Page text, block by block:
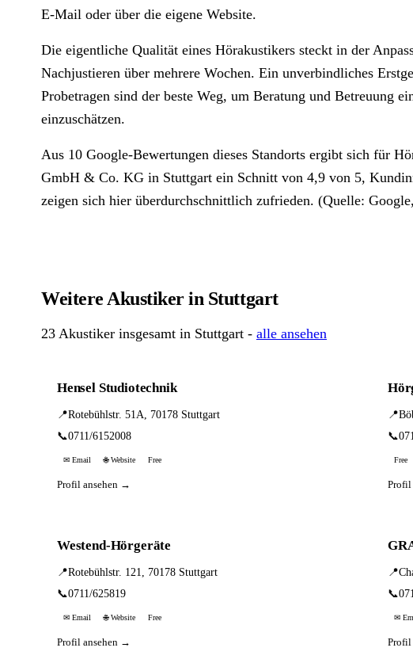
E-Mail oder über die eigene Website.
Die eigentliche Qualität eines Hörakustikers steckt in der
Nachjustieren über mehrere Wochen. Ein unverbindliches
Probetragen sind der beste Weg, um Beratung und Betreuung
einzuschätzen.
Aus 10 Google-Bewertungen dieses Standorts ergibt sich für
GmbH & Co. KG in Stuttgart ein Schnitt von 4,9 von 5,
zeigen sich hier überdurchschnittlich zufrieden. (Quelle:
Weitere Akustiker in Stuttgart
23 Akustiker insgesamt in Stuttgart - alle ansehen
Hensel Studiotechnik
📍Rotebühlstr. 51A, 70178 Stuttgart
📞0711/6152008
✉ Email 🌐 Website Free
Profil ansehen →
📍
📞
Free
Profil
Westend-Hörgeräte
📍Rotebühlstr. 121, 70178 Stuttgart
📞0711/625819
✉ Email 🌐 Website Free
Profil ansehen →
📍
📞
✉
Profil